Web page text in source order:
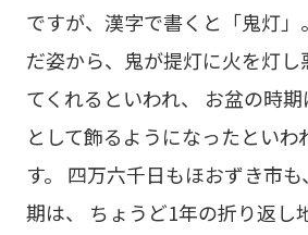
ですが、漢字で書くと「鬼灯
だ姿から、鬼が提灯に火を灯し
てくれるといわれ、 お盆の時
として飾るようになったといわ
す。 四万六千日もほおずき市
期は、 ちょうど1年の折り返し